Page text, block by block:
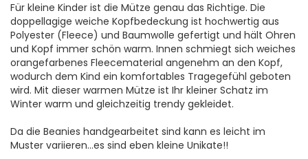
Für kleine Kinder ist die Mütze genau das Richtige. Die
doppellagige weiche Kopfbedeckung ist hochwertig aus
Polyester (Fleece) und Baumwolle gefertigt und hält Ohren
und Kopf immer schön warm. Innen schmiegt sich weiches
orangefarbenes Fleecematerial angenehm an den Kopf,
wodurch dem Kind ein komfortables Tragegefühl geboten
wird. Mit dieser warmen Mütze ist Ihr kleiner Schatz im
Winter warm und gleichzeitig trendy gekleidet.
Da die Beanies handgearbeitet sind kann es leicht im
Muster variieren...es sind eben kleine Unikate!!